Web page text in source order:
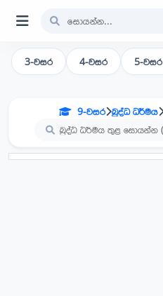
3-වසර 4-වසර 5-වසර
9-වසර බුද්ධ ධර්මය